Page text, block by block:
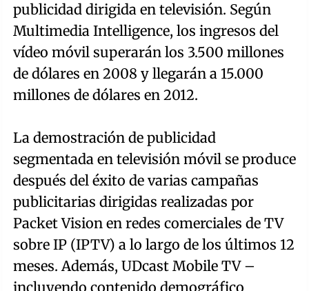
publicidad dirigida en televisión. Según
Multimedia Intelligence, los ingresos del
vídeo móvil superarán los 3.500 millones
de dólares en 2008 y llegarán a 15.000
millones de dólares en 2012.
La demostración de publicidad
segmentada en televisión móvil se produce
después del éxito de varias campañas
publicitarias dirigidas realizadas por
Packet Vision en redes comerciales de TV
sobre IP (IPTV) a lo largo de los últimos 12
meses. Además, UDcast Mobile TV –
incluyendo contenido demográfico